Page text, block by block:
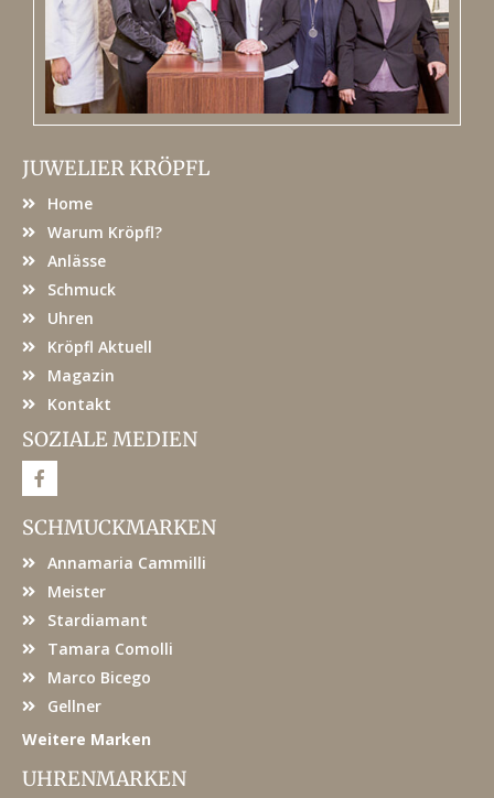
JUWELIER KRÖPFL
Home
Warum Kröpfl?
Anlässe
Schmuck
Uhren
Kröpfl Aktuell
Magazin
Kontakt
SOZIALE MEDIEN
F
a
e
b
o
SCHMUCKMARKEN
Annamaria Cammilli
Meister
Stardiamant
Tamara Comolli
Marco Bicego
Gellner
Weitere Marken
UHRENMARKEN